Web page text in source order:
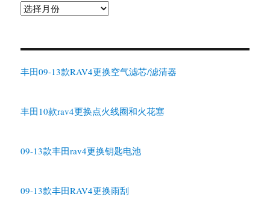
归
丰田09-13款RAV4更换空气滤芯/滤清器
丰田10款rav4更换点火线圈和火花塞
09-13款丰田rav4更换钥匙电池
09-13款丰田RAV4更换雨刮